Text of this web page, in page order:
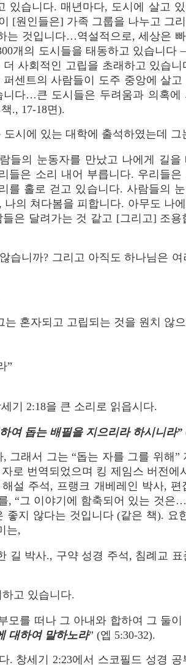
있습니다. 매년마다, 도시에 살고 있
[원인들은] 가족 그룹을 나누고 그
는 것입니다…역설적으로, 세상은 빠
개의 도시들을 태동하고 있습니다
사회적인 고립을 초래하고 있습니
센트의 사람들이 도주 중앙에 살고
다…큰 도시들은 두려움과 의혹에
., 17-18면).
시에 있는 대학에 출석하였는데 그
들의 눈동자를 만났고 나에게 길을
들은 소리 내어 부릅니다. 우리들은
를 홀로 걷고 있습니다. 사람들의
의 쳐다봄을 피합니다. 아무도 나
은 달려가는 것 같고 [그리고] 조용
습니까? 그리고 아직도 하나님은
는 혼자되고 고립되는 것을 원치 않
”
기 2:18을 큰 소리로 읽읍시다.
여 돕는 배필을 지으리라 하시니라”
래서 그는 “돕는 자를 그를 위해”
로 번역되었으며 킹 제임스 버전에
설 주석, 프랭크 개베레인 박사, 편
, “그 이야기에 함축되어 있는 것은
지 않다는 것입니다 (같은 책). 요
는,
길 박사., 구약 성경 주석, 침례교 표
고 있습니다.
모를 떠나 그 아내와 합하여 그 둘이
대하여 말하노라” (엡 5:30-32).
창세기 2:23에서 스코필드 성경 공